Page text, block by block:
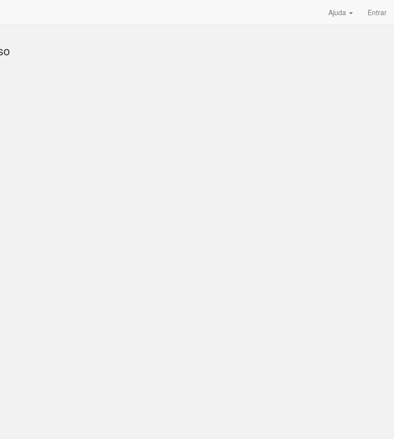
Ajuda Entrar